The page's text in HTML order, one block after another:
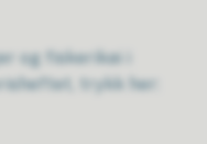
og fiskerikai i
trykk her: